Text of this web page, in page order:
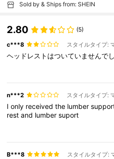
Sold by & Ships from: SHEIN
2.80 (5)
c***8
ヘッドレストはついていませんで
n***2
Ionly receivedthe lumber
restand lumbersuport
B***8